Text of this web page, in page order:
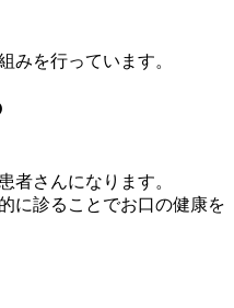
みを行っています。
者さんになります。
に診ることでお口の健康を